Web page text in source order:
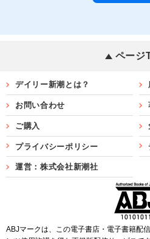
ページ
デイリー新潮とは？
お問い合わせ
ご購入
プライバシーポリシー
運営：株式会社新潮社
ABJマークは、この電子書店・電子書籍配